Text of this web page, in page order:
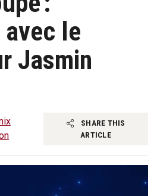
le
Jasmin
SHARE THIS
ARTICLE